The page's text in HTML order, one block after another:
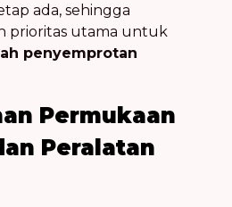
ada, sehingga
prioritas utama untuk
penyemprotan
Permukaan
Peralatan